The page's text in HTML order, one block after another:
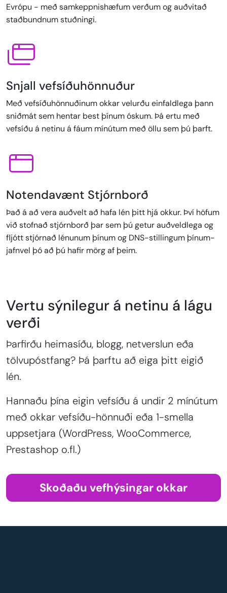
Evrópu - með samkeppnishæfum verðum og auðvitað
staðbundnum stuðningi.
Snjall vefsíðuhönnuður
Með vefsíðuhönnuðinum okkar velurðu einfaldlega þann
sniðmát sem hentar best þínum óskum. Þá ertu með
vefsíðu á netinu á fáum mínútum með öllu sem þú þarft.
Notendavænt Stjórnborð
Það á að vera auðvelt að hafa lén þitt hjá okkur. Því höfum
við stofnað stjórnborð þar sem þú getur auðveldlega og
fljótt stjórnað lénunum þínum og DNS-stillingum þínum-
jafnvel þó að þú hafir mörg af þeim.
Vertu sýnilegur á netinu á lágu
verði
Þarfirðu heimasíðu, blogg, netverslun eða
tölvupóstfang? Þá þarftu að eiga þitt eigið
lén.
Hannaðu þína eigin vefsíðu á undir 2 mínútum
með okkar vefsíðu-hönnuði eða 1-smella
uppsetjara (WordPress, WooCommerce,
Prestashop o.fl.)
Skoðaðu vefhýsingar okkar